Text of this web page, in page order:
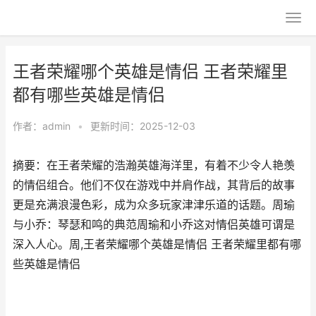
王者荣耀哪个英雄是情侣 王者荣耀里
都有哪些英雄是情侣
作者： admin • 更新时间：2025-12-03
摘要：在王者荣耀的浩瀚英雄海洋里，有着不少令人艳羡
的情侣组合。他们不仅在游戏中并肩作战，其背后的故事
更是充满浪漫色彩，成为众多玩家津津乐道的话题。周瑜
与小乔：琴瑟和鸣的典范周瑜和小乔这对情侣英雄可谓是
深入人心。周,王者荣耀哪个英雄是情侣 王者荣耀里都有哪
些英雄是情侣